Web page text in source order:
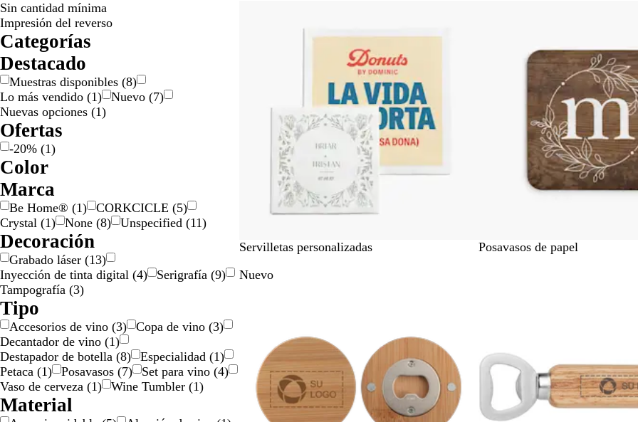
Sin cantidad mínima
Impresión del reverso
Categorías
Destacado
Muestras disponibles (8)
Lo más vendido (1) Nuevo (7)
Nuevas opciones (1)
Ofertas
-20% (1)
Color
A
z
u
l
B
e
i
g
e
B
l
a
n
c
o
G
r
i
s
G
r
i
s
/
P
l
a
t
e
a
d
o
M
a
r
r
ó
n
M
o
r
a
d
o
N
e
g
r
o
R
o
j
o
V
e
r
d
e
T
r
a
n
s
p
a
r
e
n
t
e
Marca
Be Home® (1) CORKCICLE (5)
Crystal (1) None (8) Unspecified (11)
Decoración
Grabado láser (13)
Inyección de tinta digital (4) Serigrafía (9)
Tampografía (3)
Tipo
Accesorios de vino (3) Copa de vino (3)
Decantador de vino (1)
Destapador de botella (8) Especialidad (1)
Petaca (1) Posavasos (7) Set para vino (4)
Vaso de cerveza (1) Wine Tumbler (1)
Material
E
r
B
a
Servilletas personalizadas Posavasos de papel
Nuevo